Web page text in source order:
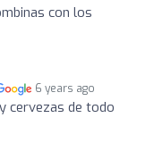
con los
6 years ago
cervezas de todo